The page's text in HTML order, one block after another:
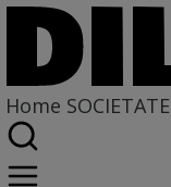
Home SOCIETATE